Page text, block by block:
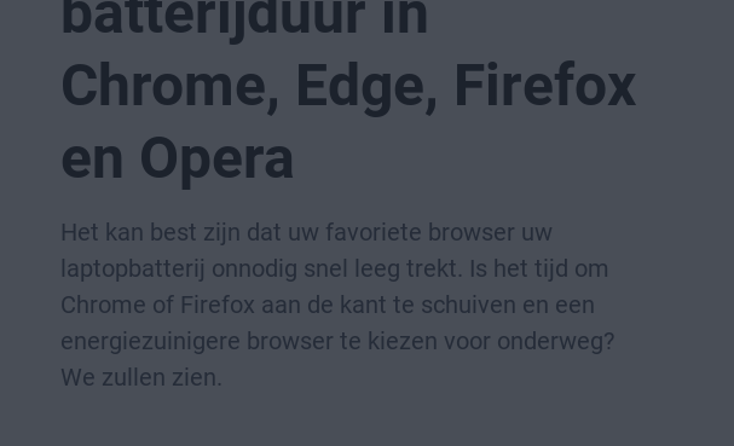
Chrome, Edge, Firefox
en Opera
Het kan best zijn dat uw favoriete browser uw
laptopbatterij onnodig snel leeg trekt. Is het tijd om
Chrome of Firefox aan de kant te schuiven en een
energiezuinigere browser te kiezen voor onderweg?
We zullen zien.